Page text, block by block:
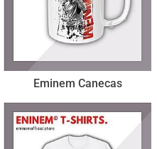
Eminem Canecas